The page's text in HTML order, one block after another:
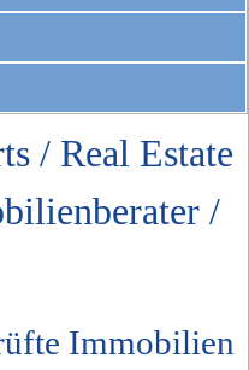
/ Real Estate
/
Immobilien